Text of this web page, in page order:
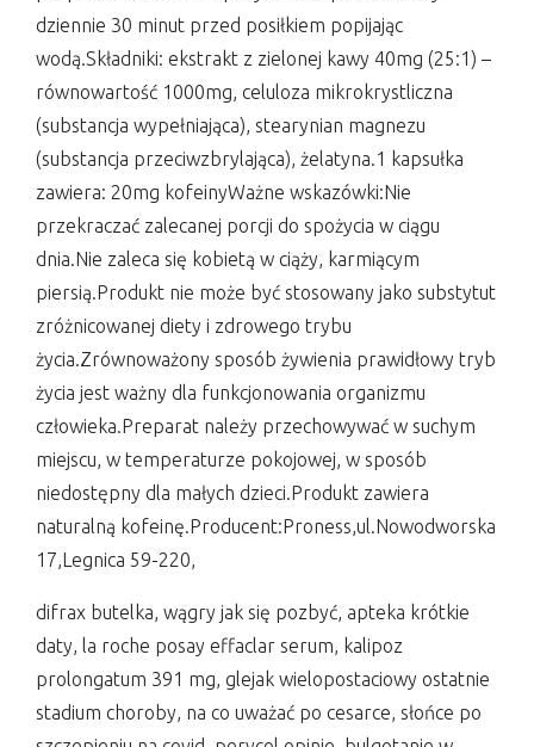
dziennie 30 minut przed posiłkiem popijając
wodą.Składniki: ekstrakt z zielonej kawy 40mg (25:1) –
równowartość 1000mg, celuloza mikrokrystliczna
(substancja wypełniająca), stearynian magnezu
(substancja przeciwzbrylająca), żelatyna.1 kapsułka
zawiera: 20mg kofeinyWażne wskazówki:Nie
przekraczać zalecanej porcji do spożycia w ciągu
dnia.Nie zaleca się kobietą w ciąży, karmiącym
piersią.Produkt nie może być stosowany jako substytut
zróżnicowanej diety i zdrowego trybu
życia.Zrównoważony sposób żywienia prawidłowy tryb
życia jest ważny dla funkcjonowania organizmu
człowieka.Preparat należy przechowywać w suchym
miejscu, w temperaturze pokojowej, w sposób
niedostępny dla małych dzieci.Produkt zawiera
naturalną kofeinę.Producent:Proness,ul.Nowodworska
17,Legnica 59-220,
difrax butelka, wągry jak się pozbyć, apteka krótkie
daty, la roche posay effaclar serum, kalipoz
prolongatum 391 mg, glejak wielopostaciowy ostatnie
stadium choroby, na co uważać po cesarce, słońce po